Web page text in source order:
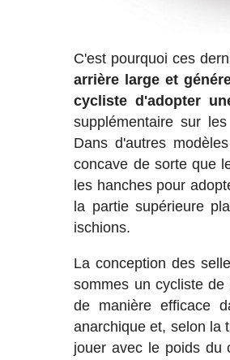
C'est pourquoi ces
arrière large et
cycliste d'adopter
supplémentaire sur
Dans d'autres
concave de sorte que
les hanches pour
la partie supérieure
ischions.
La conception des
sommes un cycliste
de manière efficace
anarchique et, selon la
jouer avec le poids du